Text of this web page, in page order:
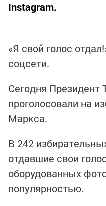
Instagram.
«Я свой голос
соцсети.
Сегодня Президент
проголосовали на
Маркса.
В 242
отдавшие свои
оборудованных
популярностью.